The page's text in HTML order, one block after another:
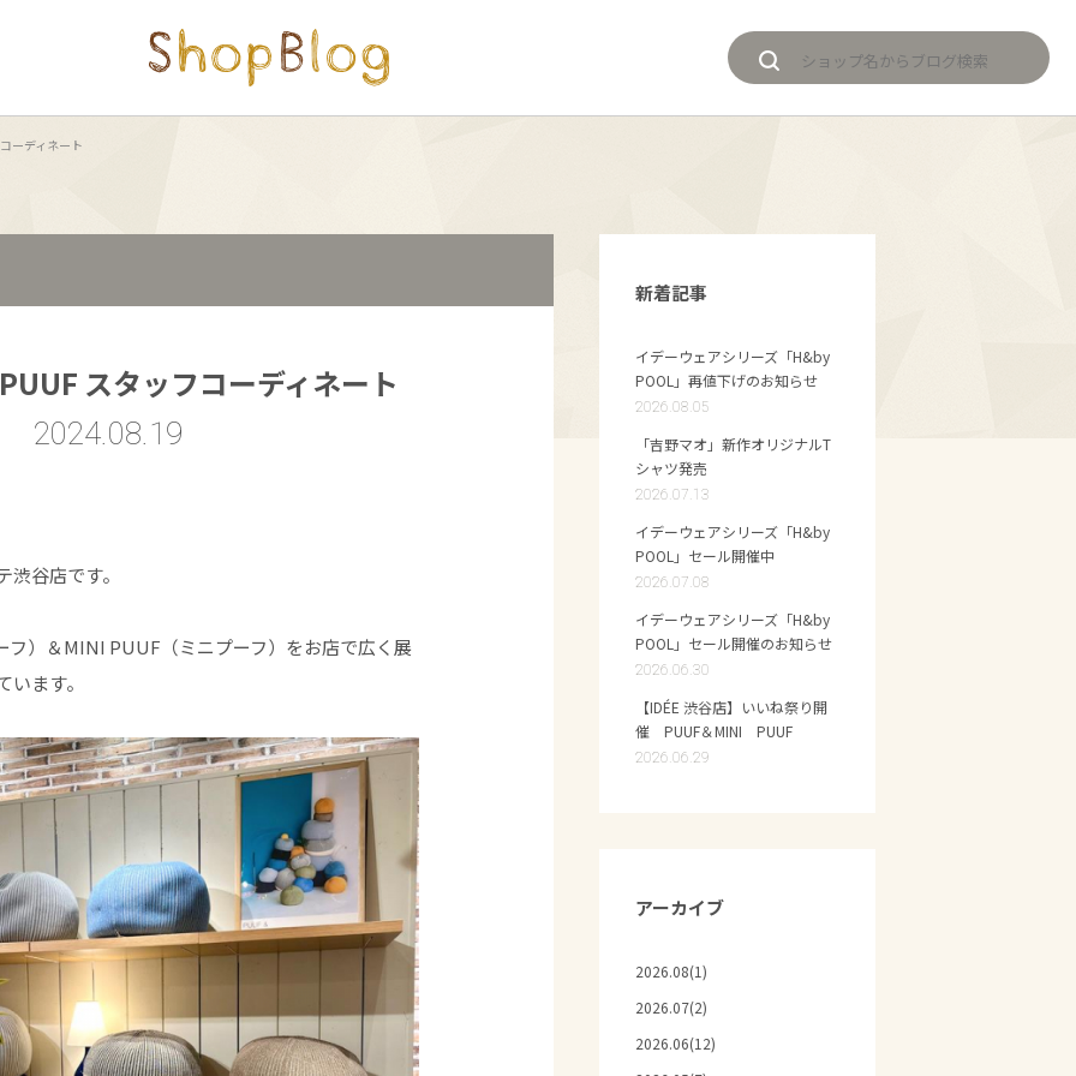
ーディネート
スタッフコーディネート
2024.08.19
谷店です。
フ）＆MINI PUUF（ミニプーフ）をお店で広く展
ます。
新着記事
イデーウェアシリーズ「H&by
POOL」再値下げのお知らせ
2026.08.05
「吉野マオ」新作オリジナルT
シャツ発売
2026.07.13
イデーウェアシリーズ「H&by
POOL」セール開催中
2026.07.08
イデーウェアシリーズ「H&by
POOL」セール開催のお知らせ
2026.06.30
【IDÉE 渋谷店】いいね祭り開
催 PUUF＆MINI PUUF
2026.06.29
アーカイブ
2026.08(1)
2026.07(2)
2026.06(12)